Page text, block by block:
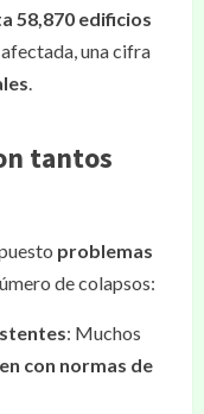
58,870 edificios
una cifra
.
tantos
problemas
de colapsos:
: Muchos
con normas de